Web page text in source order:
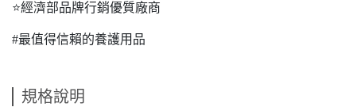
⭐經濟部品牌行銷優質廠商
#最值得信賴的養護用品
規格說明